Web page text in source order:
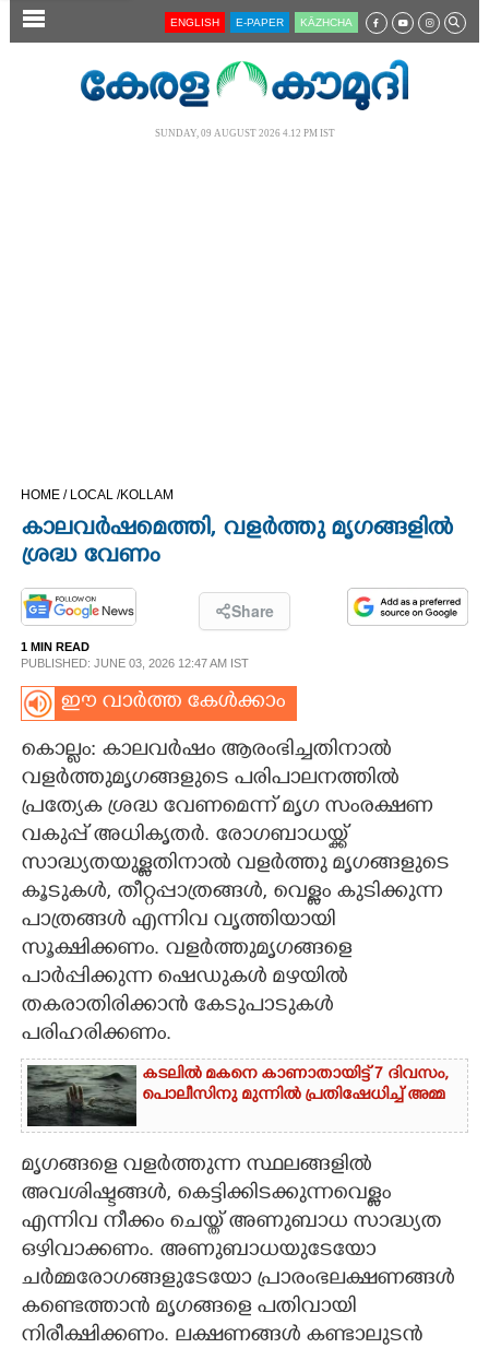
SECTIONS
LIFESTYLE
SPIRITUAL
INFO+
ART
ASTRO
CARTOONS
LITERATURE
CONTACT US
ENGLISH E-PAPER KĀZHCHA
SUNDAY, 09 AUGUST 2026 4.12 PM IST
HOME / LOCAL /KOLLAM
കാലവർഷമെത്തി​, വളർത്തു മൃഗങ്ങളിൽ
ശ്രദ്ധ വേണം
Share
1 MIN READ
PUBLISHED: JUNE 03, 2026 12:47 AM IST
ഈ വാർത്ത കേൾക്കാം
കൊല്ലം: കാലവർഷം ആരംഭിച്ചതി​നാൽ
വളർത്തുമൃഗങ്ങളുടെ പരിപാലനത്തിൽ
പ്രത്യേക ശ്രദ്ധ വേണമെന്ന് മൃഗ സംരക്ഷണ
വകുപ്പ് അധി​കൃതർ. രോഗബാധയ്ക്ക്
സാദ്ധ്യതയുള്ളതിനാൽ വളർത്തു മൃഗങ്ങളുടെ
കൂടുകൾ, തീറ്റപ്പാത്രങ്ങൾ, വെള്ളം കുടിക്കുന്ന
പാത്രങ്ങൾ എന്നിവ വൃത്തിയായി
സൂക്ഷിക്കണം. വളർത്തുമൃഗങ്ങളെ
പാർപ്പിക്കുന്ന ഷെഡുകൾ മഴയിൽ
തകരാതിരിക്കാൻ കേടുപാടുകൾ
പരിഹരിക്കണം.
കടലിൽ മകനെ കാണാതായിട്ട് 7 ദിവസം,
പൊലീസിനു മുന്നിൽ പ്രതിഷേധിച്ച് അമ്മ
മൃഗങ്ങളെ വളർത്തുന്ന സ്ഥലങ്ങളിൽ
അവശിഷ്ടങ്ങൾ, കെട്ടിക്കിടക്കുന്നവെള്ളം
എന്നിവ നീക്കം ചെയ്ത് അണുബാധ സാദ്ധ്യത
ഒഴിവാക്കണം. അണുബാധയുടേയോ
ചർമ്മരോഗങ്ങളുടേയോ പ്രാരംഭലക്ഷണങ്ങൾ
കണ്ടെത്താൻ മൃഗങ്ങളെ പതിവായി
നിരീക്ഷിക്കണം. ലക്ഷണങ്ങൾ കണ്ടാലുടൻ